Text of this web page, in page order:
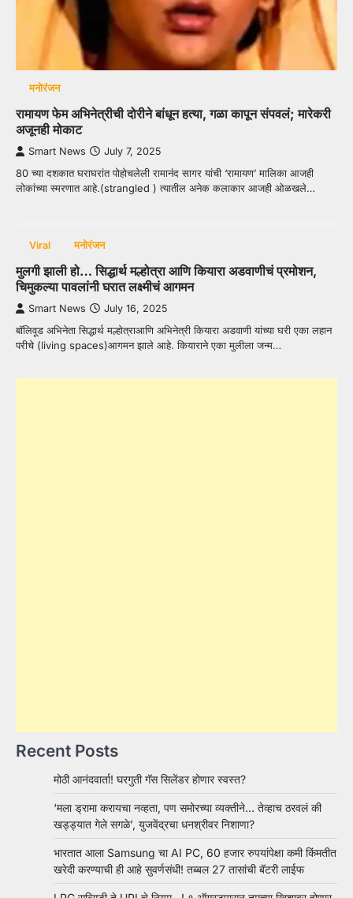
मनोरंजन
रामायण फेम अभिनेत्रीची दोरीने बांधून हत्या, गळा कापून संपवलं; मारेकरी
अजूनही मोकाट
Smart News July 7, 2025
80 च्या दशकात घराघरांत पोहोचलेली रामानंद सागर यांची ‘रामायण’ मालिका आजही
लोकांच्या स्मरणात आहे.(strangled ) त्यातील अनेक कलाकार आजही ओळखले…
Viral मनोरंजन
मुलगी झाली हो… सिद्धार्थ मल्होत्रा आणि कियारा अडवाणीचं प्रमोशन,
चिमुकल्या पावलांनी घरात लक्ष्मीचं आगमन
Smart News July 16, 2025
बॉलिवूड अभिनेता सिद्धार्थ मल्होत्राआणि अभिनेत्री कियारा अडवाणी यांच्या घरी एका लहान
परीचे (living spaces)आगमन झाले आहे. कियाराने एका मुलीला जन्म…
Recent Posts
मोठी आनंदवार्ता! घरगुती गॅस सिलेंडर होणार स्वस्त?
‘मला ड्रामा करायचा नव्हता, पण समोरच्या व्यक्तीने… तेव्हाच ठरवलं की
खड्ड्यात गेले सगळे’, युजवेंद्रचा धनश्रीवर निशाणा?
भारतात आला Samsung चा AI PC, 60 हजार रुपयांपेक्षा कमी किंमतीत
खरेदी करण्याची ही आहे सुवर्णसंधी! तब्बल 27 तासांची बॅटरी लाईफ